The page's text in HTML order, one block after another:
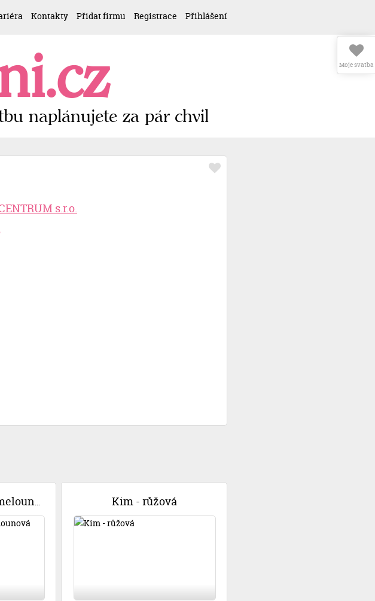
Kontakty Přidat firmu Registrace Přihlášení
naplánujete za pár chvil
s.r.o.
Dorothea F12495 - melounová Kim - růžová
Moje svatba